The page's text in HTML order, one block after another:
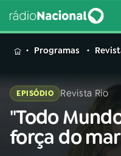
MENU
Buscar
na
Rádio
Programas
EPISÓDIO Revista Rio
"Todo
força do